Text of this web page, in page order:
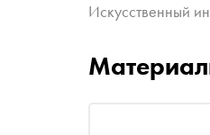
Искусственный